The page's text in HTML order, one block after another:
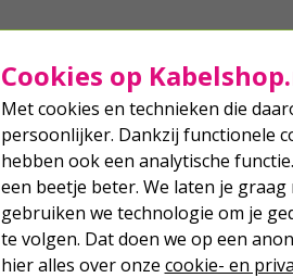
Cookies op
Met cookies en technieken die
persoonlijker. Dankzij functionele
hebben ook een analytische
een beetje beter. We laten je
gebruiken we technologie om je
te volgen. Dat doen we op een
hier alles over onze cookie- en